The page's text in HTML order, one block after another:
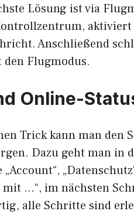
Lösung ist via
Anschließend
Flugmodus.
Online-
Trick kann man den
Dazu geht man in
mit …“, im nächsten
alle Schritte sind